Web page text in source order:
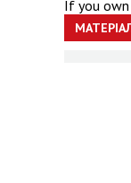
If you